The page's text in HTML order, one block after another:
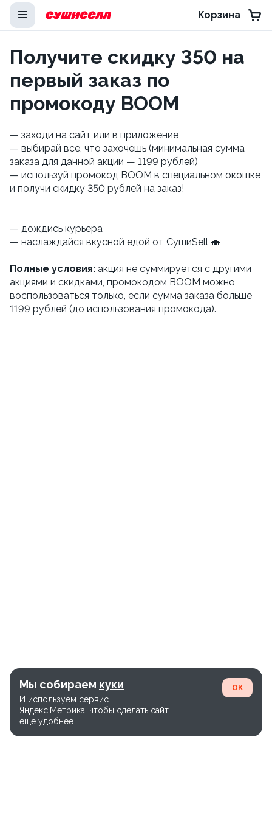
Корзина
Получите скидку 350 на
первый заказ по
промокоду BOOM
— заходи на сайт или в приложение
— выбирай все, что захочешь (минимальная сумма
заказа для данной акции — 1199 рублей)
— используй промокод BOOM в специальном окошке
и получи скидку 350 рублей на заказ!
— дождись курьера
— наслаждайся вкусной едой от СушиSell 🍣
Полные условия: акция не суммируется с другими
акциями и скидками, промокодом BOOM можно
воспользоваться только, если сумма заказа больше
1199 рублей (до использования промокода).
Мы собираем куки
И используем сервис
Яндекс.Метрика, чтобы сделать сайт
еще удобнее.
OK